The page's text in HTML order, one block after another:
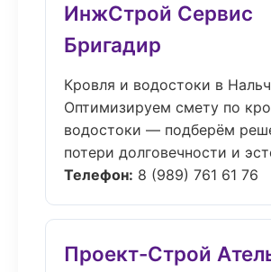
ИнжСтрой Сервис
Бригадир
Кровля и водостоки в
Оптимизируем смету по
водостоки — подберём
потери долговечности и
Телефон: 8 (989) 761 61 76
Проект-Строй